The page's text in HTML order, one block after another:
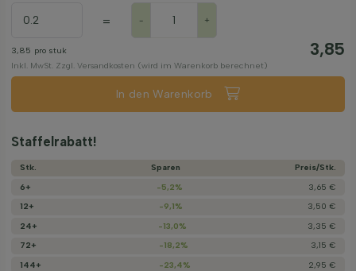
= - +
3,85 pro stuk 3,85
Inkl. MwSt. Zzgl. Versandkosten (wird im Warenkorb berechnet)
In den Warenkorb
Staffelrabatt!
Stk. Sparen
Preis/­Stk.
6+
-5,2%
3,65 €
12+
-9,1%
3,50 €
24+
-13,0%
3,35 €
72+
-18,2%
3,15 €
144+
-23,4%
2,95 €